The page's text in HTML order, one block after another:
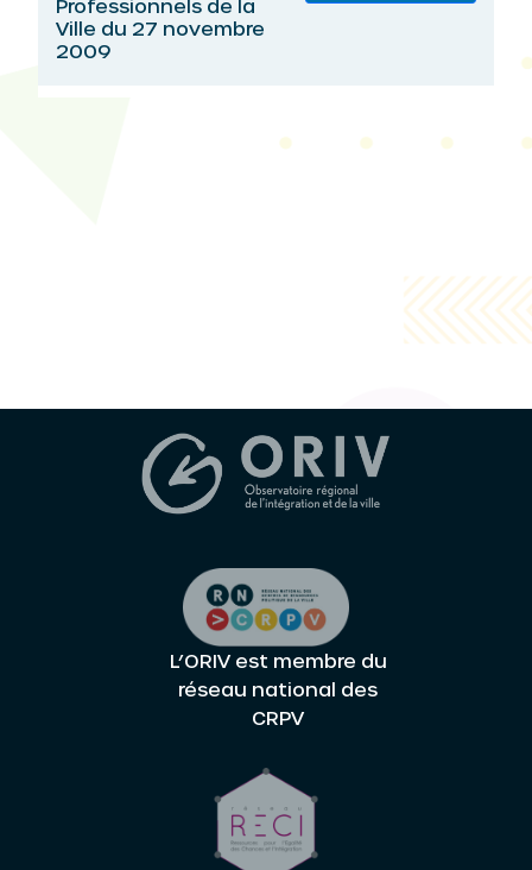
Professionnels de la
Ville du 27 novembre
2009
L’ORIV est membre du
réseau national des
CRPV